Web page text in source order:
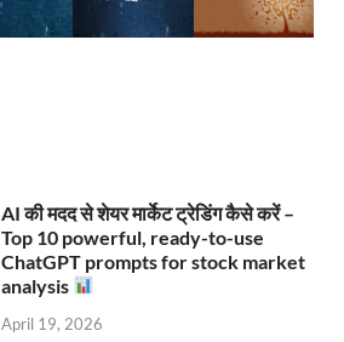
AI की मदद से शेयर मार्केट ट्रेडिंग कैसे करें –
Top 10 powerful, ready-to-use
ChatGPT prompts for stock market
analysis
April 19, 2026